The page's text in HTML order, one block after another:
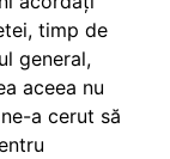
timp de
general,
aceea nu
a cerut să